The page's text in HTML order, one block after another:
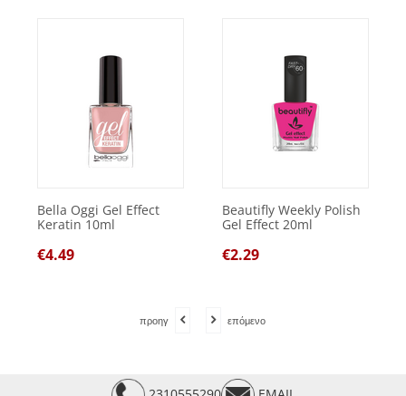
Bella Oggi Gel Effect
Keratin 10ml
€4.49
Beautifly Weekly Polish
Gel Effect 20ml
€2.29
προηγ επόμενο